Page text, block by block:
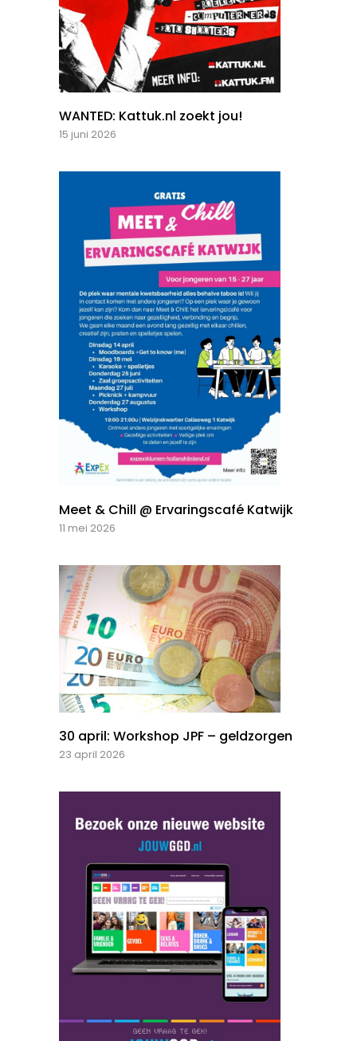
WANTED: Kattuk.nl zoekt jou!
15 juni 2026
Meet & Chill @ Ervaringscafé Katwijk
11 mei 2026
30 april: Workshop JPF – geldzorgen
23 april 2026